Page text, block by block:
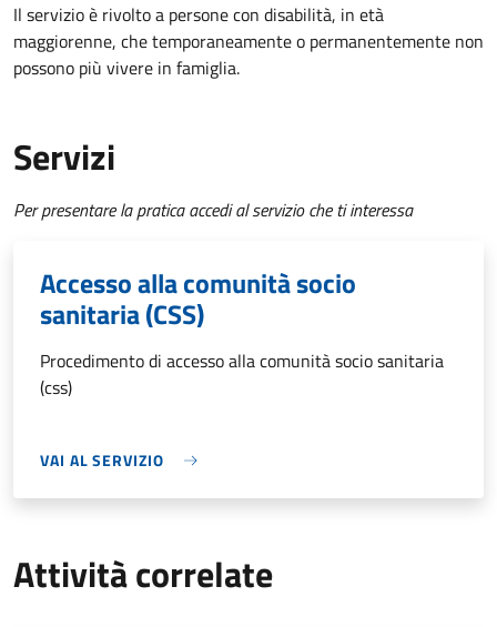
Il servizio è rivolto a persone con disabilità, in età
maggiorenne, che temporaneamente o permanentemente non
possono più vivere in famiglia.
Servizi
Per presentare la pratica accedi al servizio che ti interessa
Accesso alla comunità socio
sanitaria (CSS)
Procedimento di accesso alla comunità socio sanitaria
(css)
VAI AL SERVIZIO
Attività correlate